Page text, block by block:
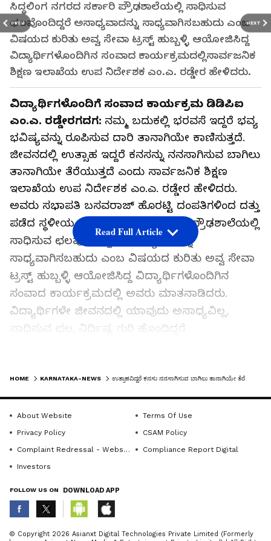
PREV NEXT
ಸಿದ್ಧಲಿಂಗ ನಗರದ ಸರ್ಕಾರಿ ಪ್ರೌಢಶಾಲೆಯಲ್ಲಿ ಸಾಧಿಸುವ
ಛಲವೊಂದಿದ್ದರೆ ಅಸಾಧ್ಯವಾದನ್ನು ಸಾಧ್ಯವಾಗಿಸಬಹುದು ಎಂಬ
ವಿಷಯದ ಕುರಿತು ಅವ್ವ ಸೇವಾ ಟ್ರಸ್ಟ್ ಹುಬ್ಬಳ್ಳಿ ಆಯೋಜಿಸಿದ್ದ
ವಿದ್ಯಾರ್ಥಿಗಳೊಂದಿಗಿನ ಸಂವಾದ ಕಾರ್ಯಕ್ರಮದಲ್ಲಿಸಾರ್ವಜನಿಕ
ಶಿಕ್ಷಣ ಇಲಾಖೆಯ ಉಪ ನಿರ್ದೇಶಕ ಎಂ.ಎ. ರಡ್ಡೇರ ಹೇಳಿದರು.
ವಿದ್ಯಾರ್ಥಿಗಳೊಂದಿಗೆ ಸಂವಾದ ಕಾರ್ಯಕ್ರಮ ಡಿಡಿಪಿಐ
ಎಂ.ಎ. ರಡ್ಡೇರಗದಗ: ನಮ್ಮ ಬದುಕಲ್ಲಿ ಭರವಸೆ ಇದ್ದರೆ ಭವ್ಯ
ಭವಿಷ್ಯವನ್ನು ರೂಪಿಸುವ ದಾರಿ ತಾನಾಗಿಯೇ ಕಾಣಿಸುತ್ತದೆ.
ಜೀವನದಲ್ಲಿ ಉತ್ಸಾಹ ಇದ್ದರೆ ಕನಸನ್ನು ನನಸಾಗಿಸುವ ಬಾಗಿಲು
ತಾನಾಗಿಯೇ ತೆರೆಯುತ್ತದೆ ಎಂದು ಸಾರ್ವಜನಿಕ ಶಿಕ್ಷಣ
ಇಲಾಖೆಯ ಉಪ ನಿರ್ದೇಶಕ ಎಂ.ಎ. ರಡ್ಡೇರ ಹೇಳಿದರು.
ಅವರು ಸಭಾಪತಿ ಬಸವರಾಜ್ ಹೊರಟ್ಟಿ ದಂಪತಿಗಳಿಂದ ದತ್ತು
ಪಡೆದ ಸ್ಥಳೀಯ ಸಿದ್ಧಲಿಂಗ ನಗರದ ಸರ್ಕಾರಿ ಪ್ರೌಢಶಾಲೆಯಲ್ಲಿ
ಸಾಧಿಸುವ ಛಲವೊಂದಿದ್ದರೆ ಅಸಾಧ್ಯವಾದನ್ನು
ಸಾಧ್ಯವಾಗಿಸಬಹುದು ಎಂಬ ವಿಷಯದ ಕುರಿತು ಅವ್ವ ಸೇವಾ
ಟ್ರಸ್ಟ್ ಹುಬ್ಬಳ್ಳಿ ಆಯೋಜಿಸಿದ್ದ ವಿದ್ಯಾರ್ಥಿಗಳೊಂದಿಗಿನ
ಸಂವಾದ ಕಾರ್ಯಕ್ರಮದಲ್ಲಿ ಅವರು ಮಾತನಾಡಿದರು.
ವಿದ್ಯಾರ್ಥಿಗಳೇ ಜೀವನದಲ್ಲಿ ಯಾವುದು ಅಸಾಧ್ಯವಿಲ್ಲ,
ಸಾಧಿಸುವ ಛಲ, ನಿರ್ದಿಷ್ಟ ಗುರಿ ಹೊಂದಿದ್ದರೆ
ಅವ್ವ ಸೇವಾ ಟ್ರಸ್ಟಿನ ಡಾ. ಬಸವರಾಜ ಧಾರವಾಡ
ಮಾತನಾಡಿ, ತಂದೆ-ತಾಯಿ ಇಬ್ಬರೂ ಮಕ್ಕಳನ್ನು ಮುದ್ದಿನಿಂದ,
ಸಂಪತ್ತಿನ ಅಹಂಕಾರದಿಂದ ಬೆಳೆಸದೆ ಶಿಸ್ತು, ಪ್ರಾಮಾಣಿಕತೆ,
ಸಂಸ್ಕಾರವಂತರಾಗಿ ಬೆಳೆಸಿದರೆ ಮಕ್ಕಳು ಎಂದಿಗೂ ದಾರಿ
ತಪ್ಪುವುದಿಲ್ಲ. ಆ ನಿಟ್ಟಿನಲ್ಲಿ ಮನೆಯಲ್ಲಿ ಇಂತಹ ವಾತಾವರಣ
ಮೂಡುವಂತೆ ಹೆತ್ತವರು ನೋಡಿಕೊಳ್ಳಬೇಕು. ಎಲ್ಲವನ್ನು
ಜವಾಬ್ದಾರಿಯೂ ಅಷ್ಟೇ ಮುಖ್ಯವಾಗಿರುತ್ತದೆ ಎಂದು
ಹೇಳಿದರು.
Read Full Article
ABOUT THE AUTHOR
HOME KARNATAKA-NEWS
About Website
Terms Of Use
Privacy Policy
CSAM Policy
Complaint Redressal - Website
Compliance Report Digital
Investors
FOLLOW US ON DOWNLOAD APP
© Copyright 2026 Asianxt Digital Technologies Private Limited (Formerly